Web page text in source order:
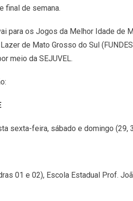
final de semana.
para os Jogos da Melhor Idade de
de Mato Grosso do Sul
meio da SEJUVEL.
sexta-feira, sábado e domingo (29,
01 e 02), Escola Estadual Prof.